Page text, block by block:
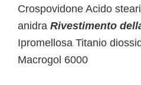
Crospovidone Acido
anidra Rivestimento
Ipromellosa Titanio
Macrogol 6000